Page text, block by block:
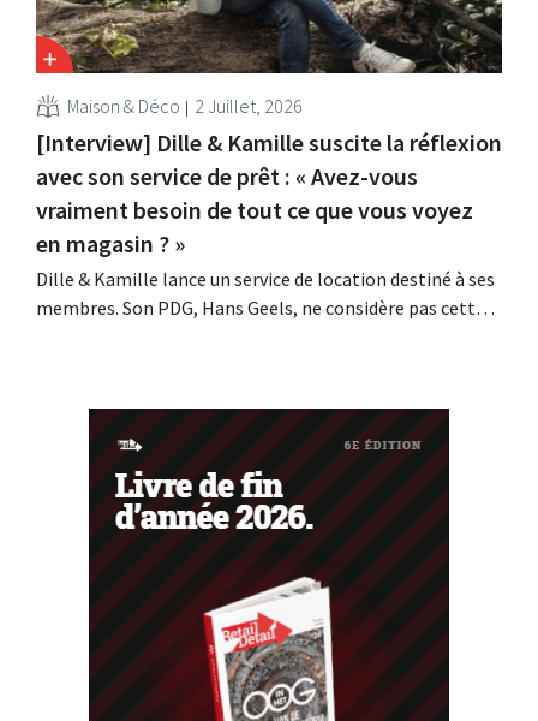
Maison & Déco 2 Juillet, 2026
[Interview] Dille & Kamille suscite la réflexion
avec son service de prêt : « Avez-vous
vraiment besoin de tout ce que vous voyez
en magasin ? »
Dille & Kamille lance un service de location destiné à ses
membres. Son PDG, Hans Geels, ne considère pas cette